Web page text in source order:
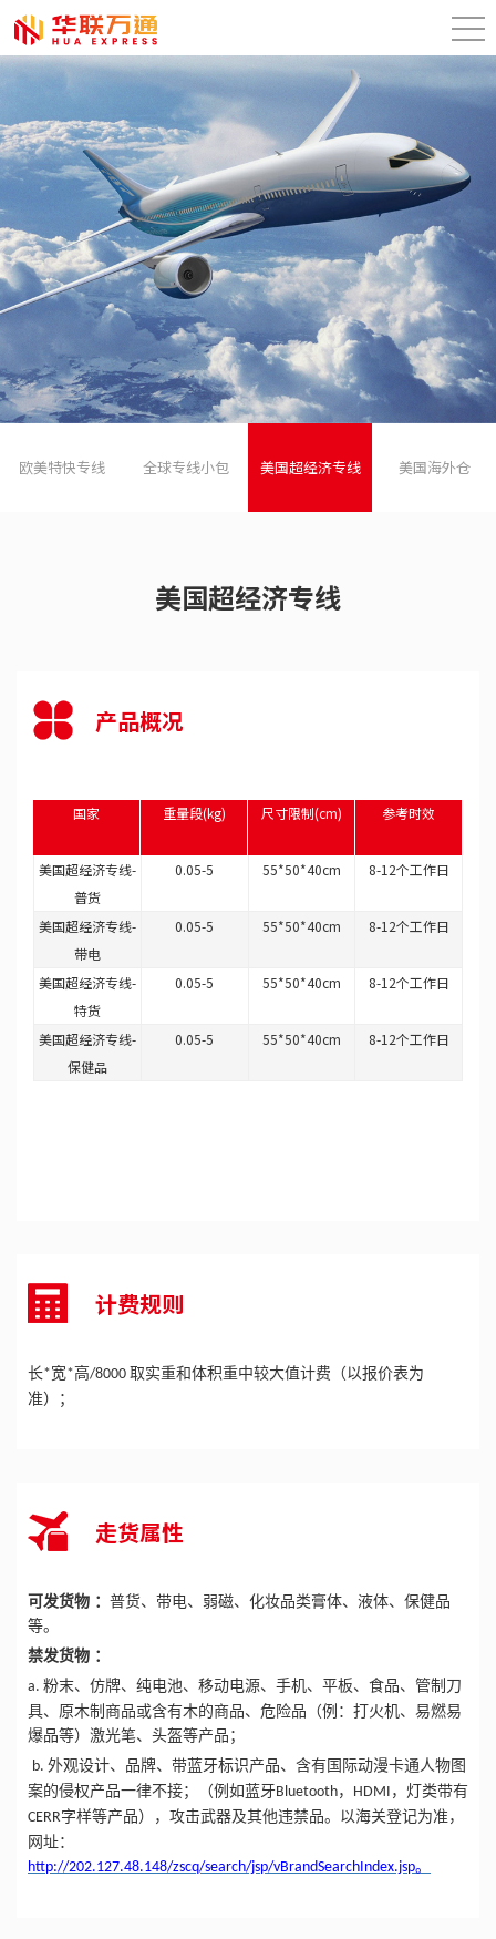
欧美特快专线 全球专线小包 美国超经济专线 美国海外仓
美国超经济专线
产品概况
国家 重量段(kg) 尺寸限制(cm) 参考时效
美国超经济专线-
普货
0.05-5 55*50*40cm 8-12个工作日
美国超经济专线-
带电
0.05-5 55*50*40cm 8-12个工作日
美国超经济专线-
特货
0.05-5 55*50*40cm 8-12个工作日
美国超经济专线-
保健品
0.05-5 55*50*40cm 8-12个工作日
计费规则
长*宽*高/8000 取实重和体积重中较大值计费（以报价表为
准）；
走货属性
可发货物 ： 普货、带电、弱磁、化妆品类膏体、液体、保健品
等。
禁发货物 ：
a. 粉末、仿牌、纯电池、移动电源、手机、平板、食品、管制刀
具、原木制商品或含有木的商品、危险品（例：打火机、易燃易
爆品等）激光笔、头盔等产品；
b. 外观设计、品牌、带蓝牙标识产品、含有国际动漫卡通人物图
案的侵权产品一律不接；（例如蓝牙Bluetooth， HDMI ，灯类带有
CERR字样等产品），攻击武器及其他违禁品。以海关登记为准，
网址：
http://202.127.48.148/zscq/search/jsp/vBrandSearchIndex.jsp。